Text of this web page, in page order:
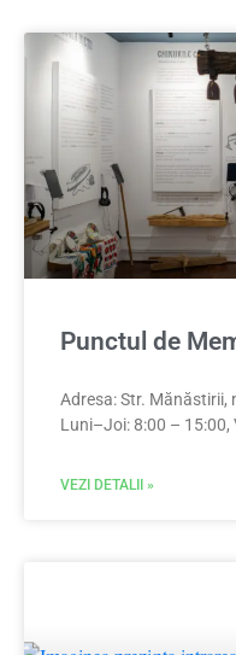
Punctul de
Adresa: Str.
Luni–Joi: 8:00 – 15:00,
VEZI DETALII »